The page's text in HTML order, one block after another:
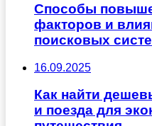
Способы
факторов и
поисковых
16.09.2025
Как найти
и поезда для